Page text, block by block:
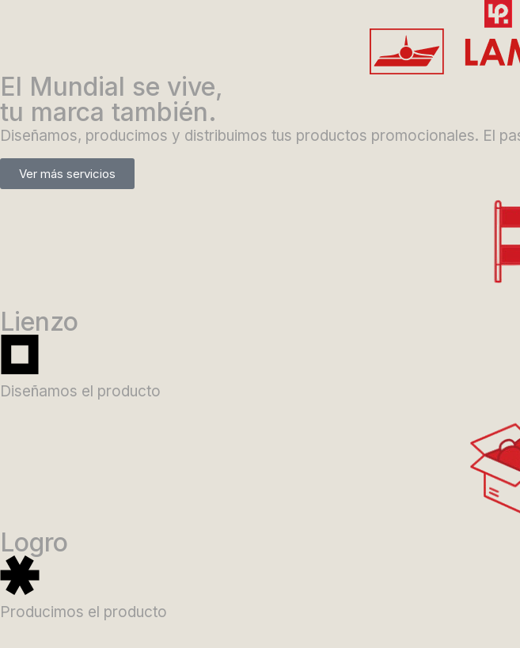
El Mundial se vive,
tu marca también.
Diseñamos, producimos y distribuimos tus productos promocionales. El
Ver más servicios
Lienzo
Diseñamos el producto
Logro
Producimos el producto